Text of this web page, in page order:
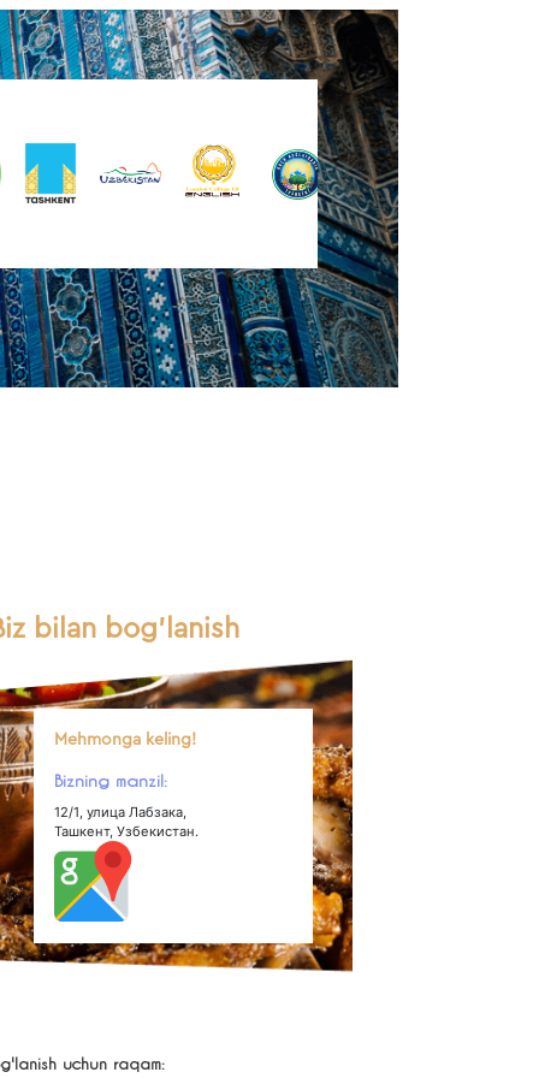
bilan bog'lanish
Mehmonga keling!
Bizning manzil:
12/1, улица Лабзака,
Ташкент, Узбекистан.
uchun raqam: